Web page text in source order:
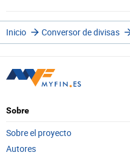
Inicio Conversor de divisas
Sobre
Sobre el proyecto
Autores